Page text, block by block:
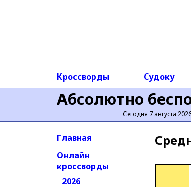
Абсолютно
Сегодня 7 августа
Кроссворды Судоку
Главная
Онлайн
кроссворды
2026